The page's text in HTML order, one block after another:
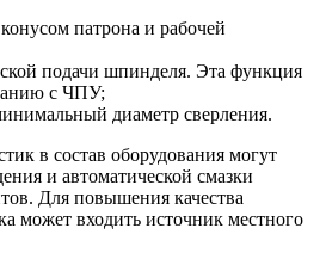
патрона и рабочей
подачи шпинделя. Эта функция
с ЧПУ;
диаметр сверления.
в состав оборудования могут
и автоматической смазки
Для повышения качества
может входить источник местного